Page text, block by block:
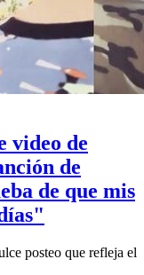
video de
de
de que mis
posteo que refleja el